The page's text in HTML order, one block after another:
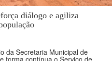
diálogo e agiliza
da Secretaria Municipal de
forma contínua o Serviço de